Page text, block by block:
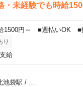
未経験でも時給
1500円～ ■週払いOK
り
給
池袋駅 /